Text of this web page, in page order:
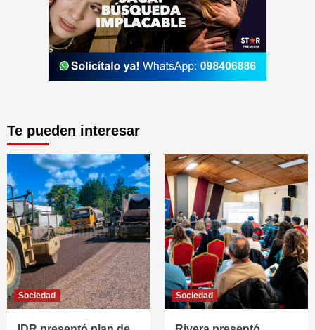
Te pueden interesar
Sociedad Sociedad